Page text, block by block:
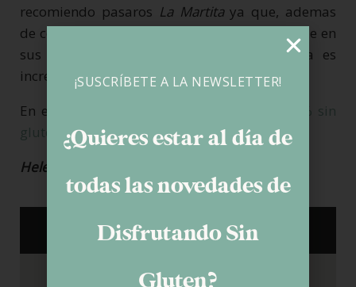
recomiendo pasaros La Martitaya que, ademas
de comer tranquilos ante la seguridad de que en
sus cocinas no entra el gluten, la comida es
increíble.
En este post os dejo más
restaurantes 100% sin
gluten de Barcelona.
Helena
¡SUSCRÍBETE A LA NEWSLETTER!
¿Quieres estar al día de
todas las novedades de
Disfrutando Sin
Gluten?